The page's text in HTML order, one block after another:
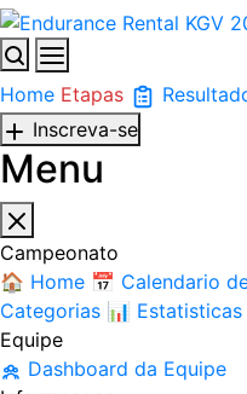
Home Etapas
Inscreva-se
Menu
Campeonato
🏠 Home 📅 Calendario
Categorias 📊 Estatisticas
Equipe
Dashboard da Equipe